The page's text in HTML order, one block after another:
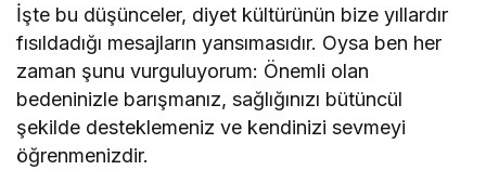
İşte bu düşünceler, diyet kültürünün bize yıllardır
fısıldadığı mesajların yansımasıdır. Oysa ben her
zaman şunu vurguluyorum: Önemli olan
bedeninizle barışmanız, sağlığınızı bütüncül
şekilde desteklemeniz ve kendinizi sevmeyi
öğrenmenizdir.